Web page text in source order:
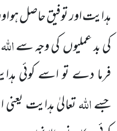
ہدایت اور توفیق حاصل
کی بد عملیوںکی وجہ سےاللہ
فرما دے تو اسے کوئی
جسےاللہتعالیٰ ہدایت